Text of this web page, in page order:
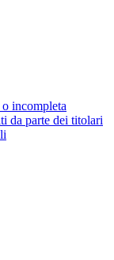
incompleta
da parte dei titolari